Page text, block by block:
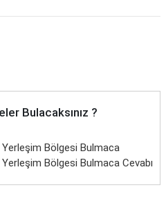
Bulacaksınız ?
Bölgesi Bulmaca
Bölgesi Bulmaca Cevabı